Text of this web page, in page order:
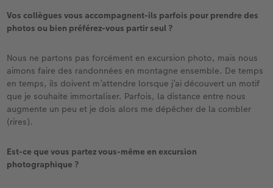
Vos collègues vous accompagnent-ils parfois pour prendre des
photos ou bien préférez-vous partir seul ?
Nous ne partons pas forcément en excursion photo, mais nous
aimons faire des randonnées en montagne ensemble. De temps
en temps, ils doivent m’attendre lorsque j’ai découvert un motif
que je souhaite immortaliser. Parfois, la distance entre nous
augmente un peu et je dois alors me dépêcher de la combler
(rires).
Est-ce que vous partez vous-même en excursion
photographique ?